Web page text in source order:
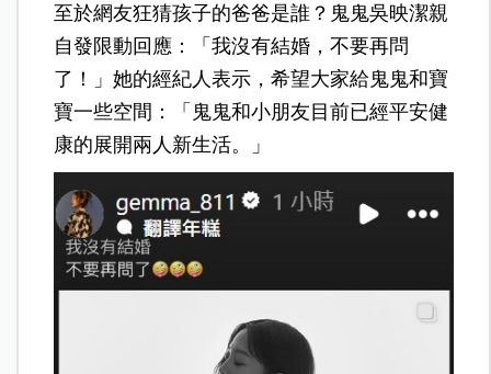
至於網友狂猜孩子的爸爸是誰？鬼鬼吳映潔親
自發限動回應：「我沒有結婚，不要再問
了！」她的經紀人表示，希望大家給鬼鬼和寶
寶一些空間：「鬼鬼和小朋友目前已經平安健
康的展開兩人新生活。」